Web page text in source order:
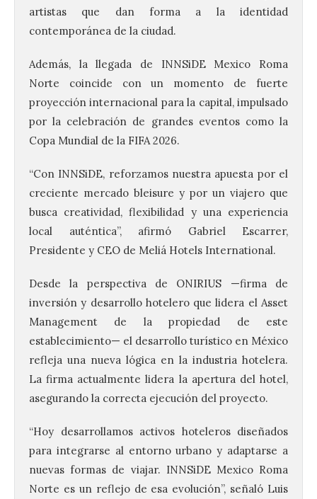
artistas que dan forma a la identidad
contemporánea de la ciudad.
Además, la llegada de INNSiDE Mexico Roma
Norte coincide con un momento de fuerte
proyección internacional para la capital, impulsado
por la celebración de grandes eventos como la
Copa Mundial de la FIFA 2026.
“Con INNSiDE, reforzamos nuestra apuesta por el
creciente mercado bleisure y por un viajero que
busca creatividad, flexibilidad y una experiencia
local auténtica”, afirmó Gabriel Escarrer,
Presidente y CEO de Meliá Hotels International.
Desde la perspectiva de ONIRIUS —firma de
inversión y desarrollo hotelero que lidera el Asset
Management de la propiedad de este
establecimiento— el desarrollo turístico en México
refleja una nueva lógica en la industria hotelera.
La firma actualmente lidera la apertura del hotel,
asegurando la correcta ejecución del proyecto.
“Hoy desarrollamos activos hoteleros diseñados
para integrarse al entorno urbano y adaptarse a
nuevas formas de viajar. INNSiDE Mexico Roma
Norte es un reflejo de esa evolución”, señaló Luis